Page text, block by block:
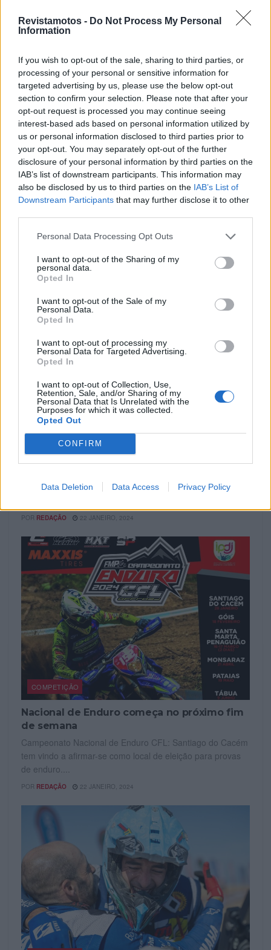
Revistamotos - Do Not Process My Personal
Information
If you wish to opt-out of the sale, sharing to third parties, or
processing of your personal or sensitive information for
targeted advertising by us, please use the below opt-out
section to confirm your selection. Please note that after your
opt-out request is processed you may continue seeing
interest-based ads based on personal information utilized by
us or personal information disclosed to third parties prior to
your opt-out. You may separately opt-out of the further
disclosure of your personal information by third parties on the
IAB’s list of downstream participants. This information may
also be disclosed by us to third parties on the IAB’s List of
Downstream Participants that may further disclose it to other
Personal Data Processing Opt Outs
I want to opt-out of the Sharing of my
personal data.
Opted In
I want to opt-out of the Sale of my
Personal Data.
Opted In
I want to opt-out of processing my
Personal Data for Targeted Advertising.
Opted In
I want to opt-out of Collection, Use,
Retention, Sale, and/or Sharing of my
Personal Data that Is Unrelated with the
Purposes for which it was collected.
Opted Out
CONFIRM
Data Deletion Data Access Privacy Policy
COMPETIÇÃO
Dakar 2024: Franco Sport 5º na etapa final
A equipa portuguesa Franco Sport concluiu na passada
sexta-feira a sua participação no Dakar 2024 averbando o
REDAÇÃO 22 JANEIRO, 2024
COMPETIÇÃO
Polaris RZR comemora vitória no Dakar 2024
feira, com a equipa Sébastien Loeb Racing aos comandos
POR REDAÇÃO 22 JANEIRO, 2024
COMPETIÇÃO
Nacional de Enduro começa no próximo fim
de semana
Campeonato Nacional de Enduro CFL: Santiago do Cacém
tem vindo a afirmar-se como local de eleição para provas
de enduro....
POR REDAÇÃO 22 JANEIRO, 2024